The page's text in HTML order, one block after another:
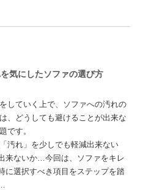
気にしたソファの選び方
していく上で、ソファへの汚れの
、どうしても避けることが出来な
です。
汚れ」を少しでも軽減出来ない
来ないか…今回は、ソファをキレ
に選択すべき項目をステップを踏